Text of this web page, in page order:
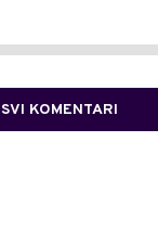
SVI KOMENTARI